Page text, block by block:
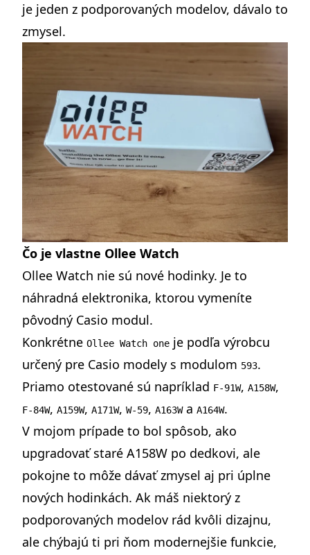
je jeden z podporovaných modelov, dávalo to
zmysel.
Čo je vlastne Ollee Watch
Ollee Watch nie sú nové hodinky. Je to
náhradná elektronika, ktorou vymeníte
pôvodný Casio modul.
Konkrétne Ollee Watch one je podľa výrobcu
určený pre Casio modely s modulom 593.
Priamo otestované sú napríklad F-91W, A158W,
F-84W, A159W, A171W, W-59, A163Wa A164W.
V mojom prípade to bol spôsob, ako
upgradovať staré A158W po dedkovi, ale
pokojne to môže dávať zmysel aj pri úplne
nových hodinkách. Ak máš niektorý z
podporovaných modelov rád kvôli dizajnu,
ale chýbajú ti pri ňom modernejšie funkcie,